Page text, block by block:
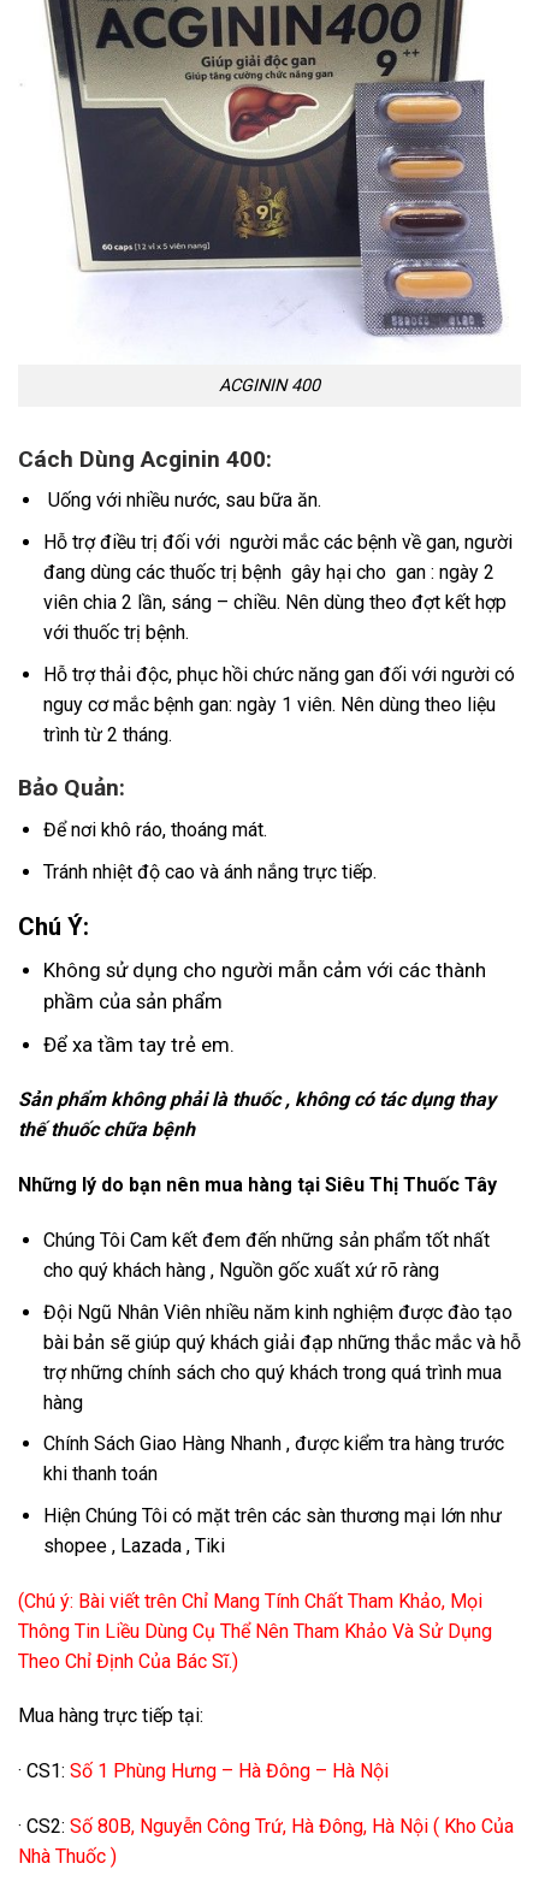
ACGININ 400
Cách Dùng Acginin 400:
Uống với nhiều nước, sau bữa ăn.
Hỗ trợ điều trị đối với người mắc các bệnh về gan, người
đang dùng các thuốc trị bệnh gây hại cho gan : ngày 2
viên chia 2 lần, sáng – chiều. Nên dùng theo đợt kết hợp
với thuốc trị bệnh.
Hỗ trợ thải độc, phục hồi chức năng gan đối với người có
nguy cơ mắc bệnh gan: ngày 1 viên. Nên dùng theo liệu
trình từ 2 tháng.
Bảo Quản:
Để nơi khô ráo, thoáng mát.
Tránh nhiệt độ cao và ánh nắng trực tiếp.
Chú Ý:
Không sử dụng cho người mẫn cảm với các thành
phầm của sản phẩm
Để xa tầm tay trẻ em.
Sản phẩm không phải là thuốc , không có tác dụng thay
thế thuốc chữa bệnh
Những lý do bạn nên mua hàng tại Siêu Thị Thuốc Tây
Chúng Tôi Cam kết đem đến những sản phẩm tốt nhất
cho quý khách hàng , Nguồn gốc xuất xứ rõ ràng
Đội Ngũ Nhân Viên nhiều năm kinh nghiệm được đào tạo
bài bản sẽ giúp quý khách giải đạp những thắc mắc và hỗ
trợ những chính sách cho quý khách trong quá trình mua
hàng
Chính Sách Giao Hàng Nhanh , được kiểm tra hàng trước
khi thanh toán
Hiện Chúng Tôi có mặt trên các sàn thương mại lớn như
shopee , Lazada , Tiki
(Chú ý: Bài viết trên Chỉ Mang Tính Chất Tham Khảo, Mọi
Thông Tin Liều Dùng Cụ Thể Nên Tham Khảo Và Sử Dụng
Theo Chỉ Định Của Bác Sĩ.)
Mua hàng trực tiếp tại:
· CS1: Số 1 Phùng Hưng – Hà Đông – Hà Nội
· CS2: Số 80B, Nguyễn Công Trứ, Hà Đông, Hà Nội ( Kho Của
Nhà Thuốc )